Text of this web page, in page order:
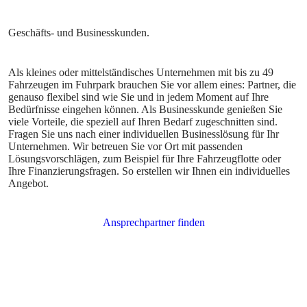
Als kleines oder mittelständisches Unternehmen mit bis zu 49
Fahrzeugen im Fuhrpark brauchen Sie vor allem eines: Partner, die
genauso flexibel sind wie Sie und in jedem Moment auf Ihre
Bedürfnisse eingehen können. Als Businesskunde genießen Sie
viele Vorteile, die speziell auf Ihren Bedarf zugeschnitten sind.
Fragen Sie uns nach einer individuellen Businesslösung für Ihr
Unternehmen. Wir betreuen Sie vor Ort mit passenden
Lösungsvorschlägen, zum Beispiel für Ihre Fahrzeugflotte oder
Ihre Finanzierungsfragen. So erstellen wir Ihnen ein individuelles
Angebot.